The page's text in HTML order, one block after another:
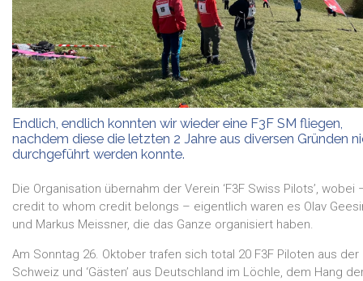
Endlich, endlich konnten wir wieder eine F3F SM fliegen,
nachdem diese die letzten 2 Jahre aus diversen Gründen
durchgeführt werden konnte.
Die Organisation übernahm der Verein ‘F3F Swiss Pilots’, wobei
credit to whom credit belongs – eigentlich waren es Olav
und Markus Meissner, die das Ganze organisiert haben.
Am Sonntag 26. Oktober trafen sich total 20 F3F Piloten aus der
Schweiz und ‘Gästen’ aus Deutschland im Löchle, dem Hang